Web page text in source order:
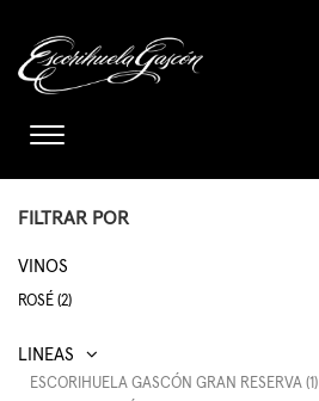
FILTRAR POR
VINOS
ROSÉ (2)
ESCORIHUELA GASCÓN GRAN RESERVA (1)